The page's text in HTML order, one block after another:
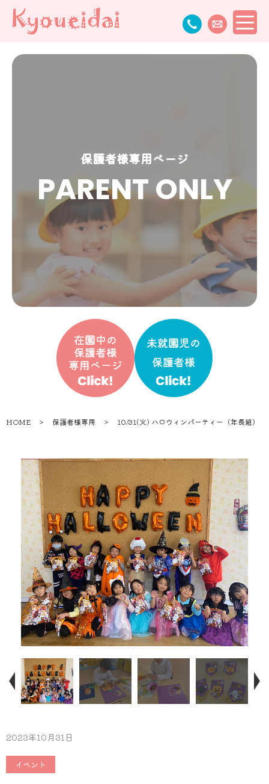
保護者様専用ページ
PARENT ONLY
HOME ＞ 保護者様専用 ＞ 10/31(火) ハロウィンパーティー（年長組）
2023年10月31日
イベント